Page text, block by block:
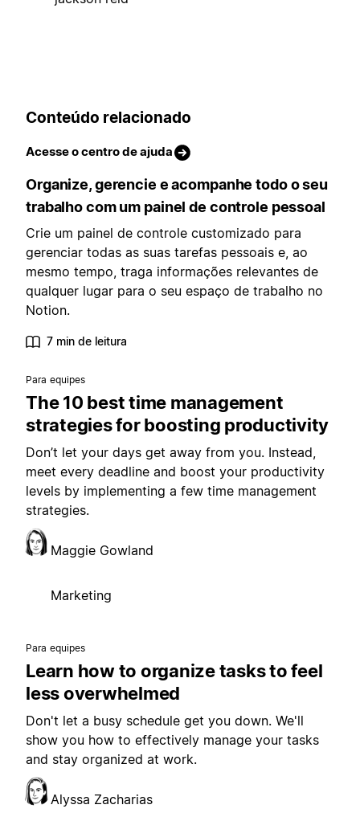
Conteúdo relacionado
Acesse o centro de ajuda
Organize, gerencie e acompanhe todo o seu
trabalho com um painel de controle pessoal
Crie um painel de controle customizado para
gerenciar todas as suas tarefas pessoais e, ao
mesmo tempo, traga informações relevantes de
qualquer lugar para o seu espaço de trabalho no
Notion.
7 min de leitura
Para equipes
The 10 best time management
strategies for boosting productivity
Don’t let your days get away from you. Instead,
meet every deadline and boost your productivity
levels by implementing a few time management
strategies.
Maggie Gowland
Marketing
Para equipes
Learn how to organize tasks to feel
less overwhelmed
Don't let a busy schedule get you down. We'll
show you how to effectively manage your tasks
and stay organized at work.
Alyssa Zacharias